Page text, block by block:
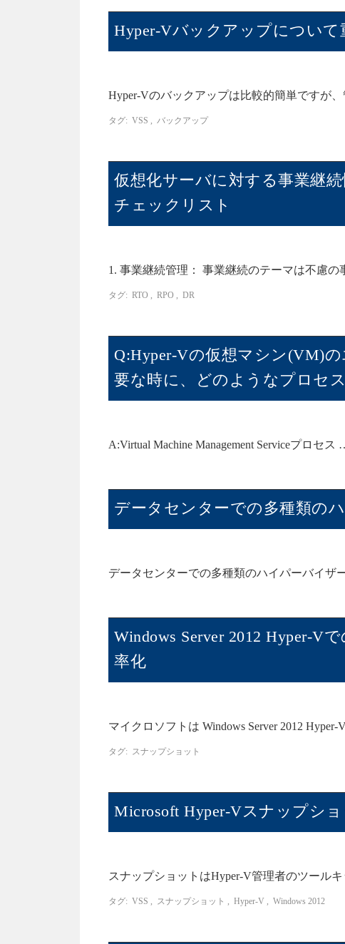
Hyper-Vバックアップについて
Hyper-Vのバックアップは比較的簡単ですが
タグ: VSS , バックアップ
仮想化サーバに対する事業継
チェックリスト
1. 事業継続管理： 事業継続のテーマは不慮
タグ: RTO , RPO , DR
Q:Hyper-Vの仮想マシン(VM)
要な時に、どのようなプロセ
A:Virtual Machine Management Serviceプロセス
データセンターでの多種類の
データセンターでの多種類のハイパーバイ
Windows Server 2012 Hyper-V
率化
マイクロソフトは Windows Server 2012
タグ: スナップショット
Microsoft Hyper-Vスナップシ
スナップショットはHyper-V管理者のツール
タグ: VSS , スナップショット , Hyper-V , Windows 2012